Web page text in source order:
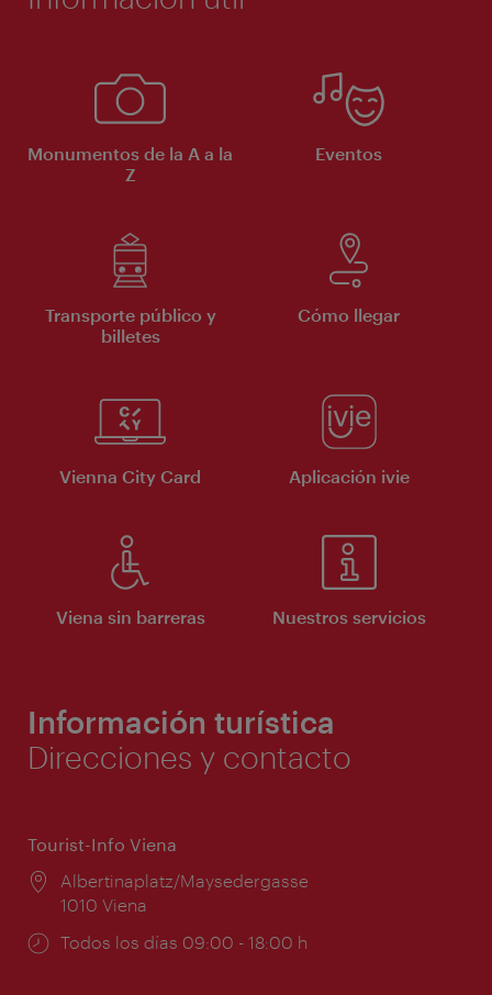
Monumentos de la A a la
Z
Eventos
Transporte público y
billetes
Cómo llegar
Vienna City Card Aplicación ivie
Viena sin barreras Nuestros servicios
Información turística
Direcciones y contacto
Tourist-Info Viena
Lugar:
Albertinaplatz/Maysedergasse
1010 Viena
Horarios
Todos los días 09:00 - 18:00 h